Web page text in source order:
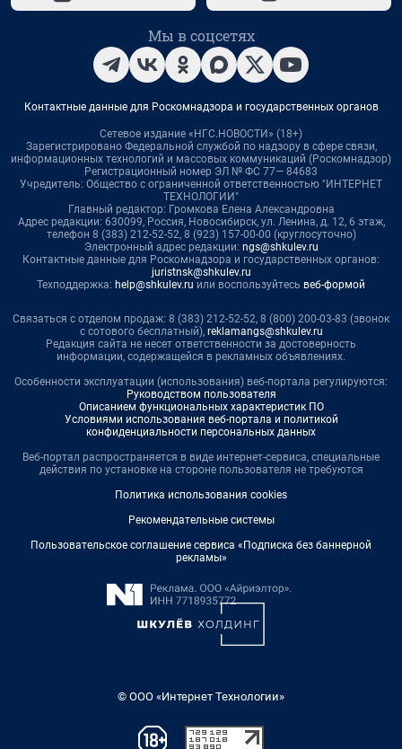
Мы в соцсетях
Контактные данные для Роскомнадзора и государственных органов
Сетевое издание «НГС.НОВОСТИ» (18+)
Зарегистрировано Федеральной службой по надзору в сфере связи,
информационных технологий и массовых коммуникаций (Роскомнадзор)
Регистрационный номер ЭЛ № ФС 77— 84683
Учредитель: Общество с ограниченной ответственностью "ИНТЕРНЕТ
ТЕХНОЛОГИИ"
Главный редактор: Громкова Елена Александровна
Адрес редакции: 630099, Россия, Новосибирск, ул. Ленина, д. 12, 6 этаж,
телефон 8 (383) 212-52-52, 8 (923) 157-00-00 (круглосуточно)
Электронный адрес редакции: ngs@shkulev.ru
Контактные данные для Роскомнадзора и государственных органов:
juristnsk@shkulev.ru
Техподдержка: help@shkulev.ru или воспользуйтесь веб-формой
Связаться с отделом продаж: 8 (383) 212-52-52, 8 (800) 200-03-83 (звонок
с сотового бесплатный), reklamangs@shkulev.ru
Редакция сайта не несет ответственности за достоверность
информации, содержащейся в рекламных объявлениях.
Особенности эксплуатации (использования) веб-портала регулируются:
Руководством пользователя
Описанием функциональных характеристик ПО
Условиями использования веб-портала и политикой
конфиденциальности персональных данных
Веб-портал распространяется в виде интернет-сервиса, специальные
действия по установке на стороне пользователя не требуются
Политика использования cookies
Рекомендательные системы
Пользовательское соглашение сервиса «Подписка без баннерной
рекламы»
© ООО «Интернет Технологии»